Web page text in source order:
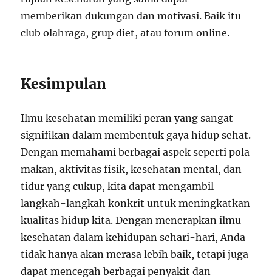
memberikan dukungan dan motivasi. Baik itu
club olahraga, grup diet, atau forum online.
Kesimpulan
Ilmu kesehatan memiliki peran yang sangat
signifikan dalam membentuk gaya hidup sehat.
Dengan memahami berbagai aspek seperti pola
makan, aktivitas fisik, kesehatan mental, dan
tidur yang cukup, kita dapat mengambil
langkah-langkah konkrit untuk meningkatkan
kualitas hidup kita. Dengan menerapkan ilmu
kesehatan dalam kehidupan sehari-hari, Anda
tidak hanya akan merasa lebih baik, tetapi juga
dapat mencegah berbagai penyakit dan